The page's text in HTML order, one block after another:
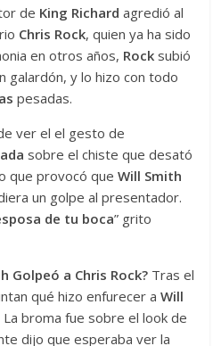
de King Richard agredió al
Chris Rock, quien ya ha sido
en otros años, Rock subió
galardón, y lo hizo con todo
pesadas.
ver el el gesto de
sobre el chiste que desató
que provocó queWill Smith
un golpe al presentador.
de tu boca” grito
Golpeó a Chris Rock? Tras el
qué hizo enfurecer aWill
La broma fue sobre el look de
dijo que esperaba ver la